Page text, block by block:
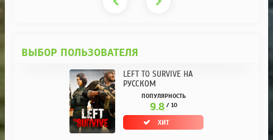
ВЫБОР ПОЛЬЗОВАТЕЛЯ
LEFT TO SURVIVE НА
РУССКОМ
ПОПУЛЯРНОСТЬ
9.8 / 10
ХИТ